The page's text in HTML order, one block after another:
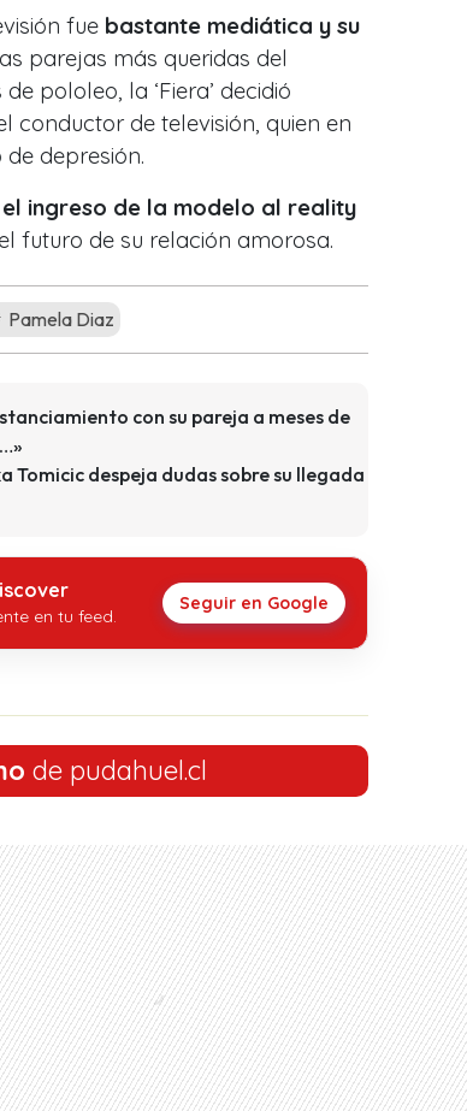
fue bastante mediática y su
parejas más queridas del
pololeo, la ‘Fiera’ decidió
de televisión, quien en
depresión.
el ingreso de la modelo al reality
futuro de su relación amorosa.
Pamela Diaz
con su pareja a meses de
Tomicic despeja dudas sobre su llegada
en tu feed.
Seguir en Google
de pudahuel.cl